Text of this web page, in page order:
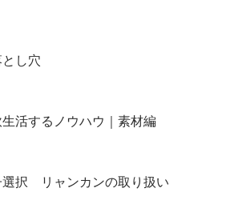
し穴
活するノウハウ｜素材編
選択 リャンカンの取り扱い